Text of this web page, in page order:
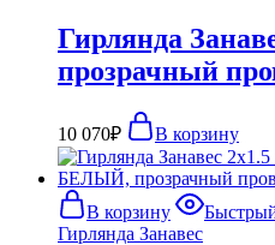
Гирлянда
прозрачный
10 070₽ В корзину
В корзину
Гирлянда Занавес